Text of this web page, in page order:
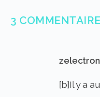
3
zelectron
[b]Il y a